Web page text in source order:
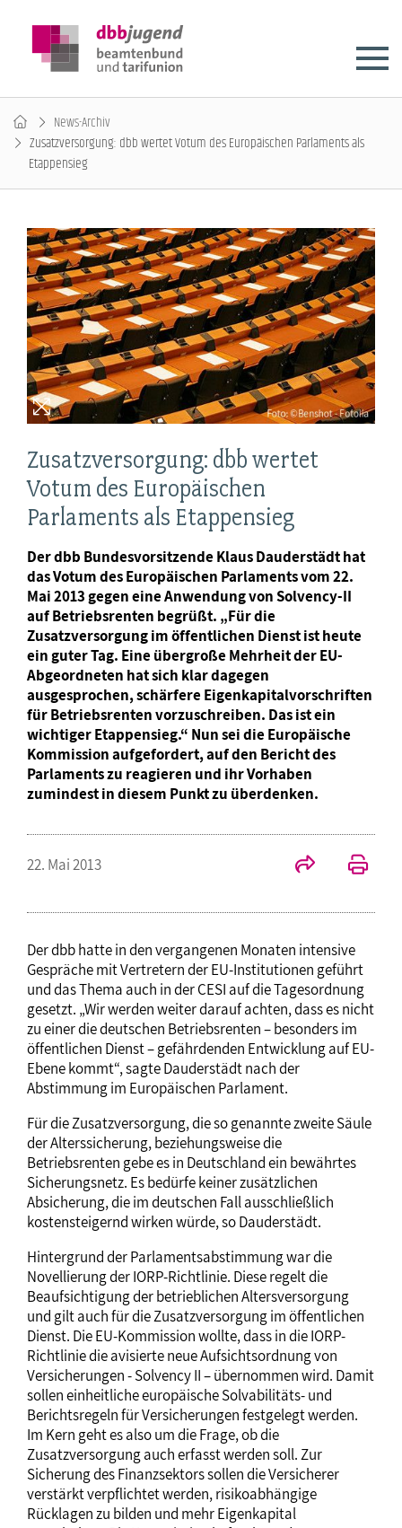
News-Archiv
Zusatzversorgung: dbb wertet Votum des Europäischen Parlaments als
Etappensieg
Zusatzversorgung: dbb wertet
Votum des Europäischen
Parlaments als Etappensieg
Der dbb Bundesvorsitzende Klaus Dauderstädt hat
das Votum des Europäischen Parlaments vom 22.
Mai 2013 gegen eine Anwendung von Solvency-II
auf Betriebsrenten begrüßt. „Für die
Zusatzversorgung im öffentlichen Dienst ist heute
ein guter Tag. Eine übergroße Mehrheit der EU-
Abgeordneten hat sich klar dagegen
ausgesprochen, schärfere Eigenkapitalvorschriften
für Betriebsrenten vorzuschreiben. Das ist ein
wichtiger Etappensieg.“ Nun sei die Europäische
Kommission aufgefordert, auf den Bericht des
Parlaments zu reagieren und ihr Vorhaben
zumindest in diesem Punkt zu überdenken.
22. Mai 2013
Der dbb hatte in den vergangenen Monaten intensive
Gespräche mit Vertretern der EU-Institutionen geführt
und das Thema auch in der CESI auf die Tagesordnung
gesetzt. „Wir werden weiter darauf achten, dass es nicht
zu einer die deutschen Betriebsrenten – besonders im
öffentlichen Dienst – gefährdenden Entwicklung auf EU-
Ebene kommt“, sagte Dauderstädt nach der
Abstimmung im Europäischen Parlament.
Für die Zusatzversorgung, die so genannte zweite Säule
der Alterssicherung, beziehungsweise die
Betriebsrenten gebe es in Deutschland ein bewährtes
Sicherungsnetz. Es bedürfe keiner zusätzlichen
Absicherung, die im deutschen Fall ausschließlich
kostensteigernd wirken würde, so Dauderstädt.
Hintergrund der Parlamentsabstimmung war die
Novellierung der IORP-Richtlinie. Diese regelt die
Beaufsichtigung der betrieblichen Altersversorgung
und gilt auch für die Zusatzversorgung im öffentlichen
Dienst. Die EU-Kommission wollte, dass in die IORP-
Richtlinie die avisierte neue Aufsichtsordnung von
Versicherungen - Solvency II – übernommen wird. Damit
sollen einheitliche europäische Solvabilitäts- und
Berichtsregeln für Versicherungen festgelegt werden.
Im Kern geht es also um die Frage, ob die
Zusatzversorgung auch erfasst werden soll. Zur
Sicherung des Finanzsektors sollen die Versicherer
verstärkt verpflichtet werden, risikoabhängige
Rücklagen zu bilden und mehr Eigenkapital